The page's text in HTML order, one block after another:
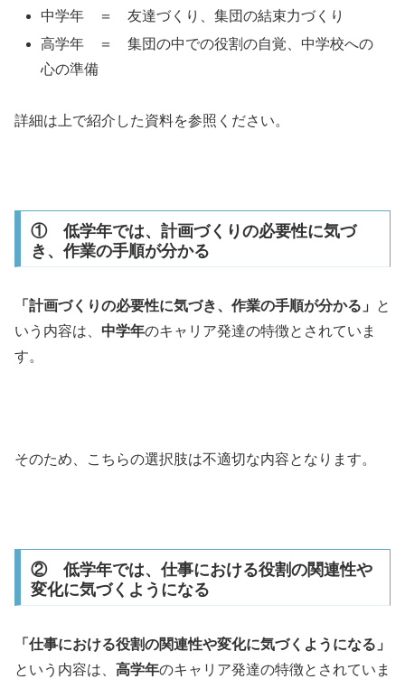
中学年 ＝ 友達づくり、集団の結束力づくり
高学年 ＝ 集団の中での役割の自覚、中学校への
心の準備
詳細は上で紹介した資料を参照ください。
① 低学年では、計画づくりの必要性に気づ
き、作業の手順が分かる
「計画づくりの必要性に気づき、作業の手順が分かる」
と
いう内容は、 中学年のキャリア発達の特徴とされていま
す。
そのため、こちらの選択肢は不適切な内容となります。
② 低学年では、仕事における役割の関連性や
変化に気づくようになる
「仕事における役割の関連性や変化に気づくようになる」
という内容は、 高学年のキャリア発達の特徴とされていま